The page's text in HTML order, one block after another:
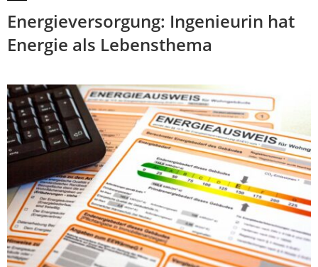
Energieversorgung: Ingenieurin hat
Energie als Lebensthema